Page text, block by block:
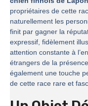
propriétaires de cette
naturellement les
finit par gagner la
expressif, fidèlement
attention constante à
étrangers de la
également une touche
de cette race rare et